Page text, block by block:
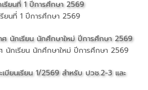
รียนที่ 1 ปีการศึกษา 2569
นักเรียน นักศึกษาใหม่ ปีการศึกษา 2569